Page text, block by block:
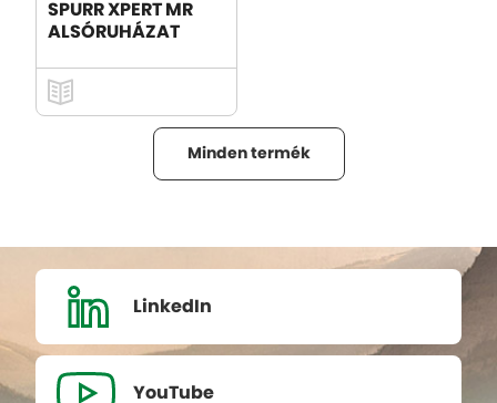
SPURR XPERT MR
ALSÓRUHÁZAT
Minden termék
LinkedIn
YouTube